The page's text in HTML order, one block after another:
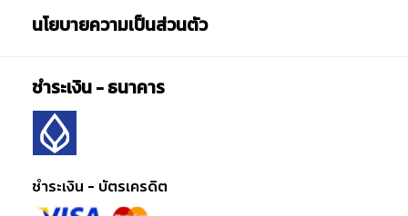
นโยบายความเป็นส่วนตัว
ชำระเงิน - ธนาคาร
ชำระเงิน - บัตรเครดิต